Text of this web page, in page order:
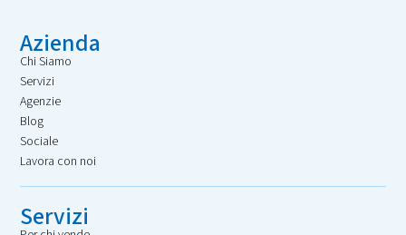
Azienda
Chi Siamo
Servizi
Agenzie
Blog
Sociale
Lavora con noi
Servizi